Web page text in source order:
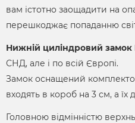
вам істотно заощадити на
перешкоджає попаданню
Нижній циліндровий замок
СНД, але і по всій Європі.
Замок оснащений
входять в короб на 3 см, а їх
Головною відмінністю